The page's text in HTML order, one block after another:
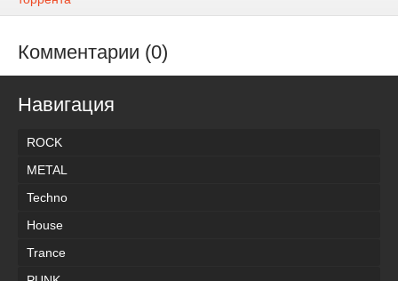
Комментарии (0)
Навигация
ROCK
METAL
Techno
House
Trance